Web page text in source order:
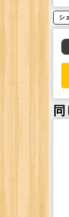
シ